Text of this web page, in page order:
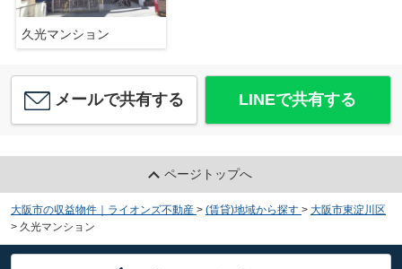
久光マンション
メールで共有する LINEで共有する
ページトップへ
大阪市の収益物件｜ライオンズ不動産 > (賃貸)地域から探す > 大阪市東淀川区
> 久光マンション